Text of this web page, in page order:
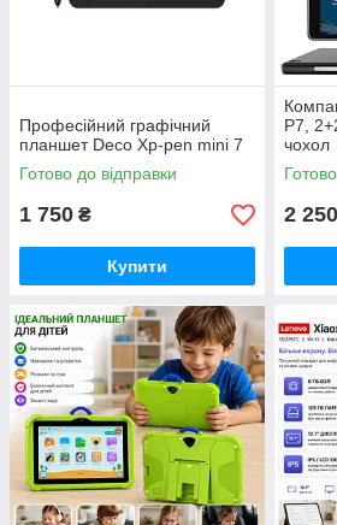
Професійний графічний
планшет Deco Xp-pen mini 7
Готово до відправки
1 750 ₴
Купити
P7,
чохол
2 250